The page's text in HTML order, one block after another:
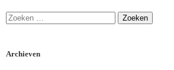
Archieven